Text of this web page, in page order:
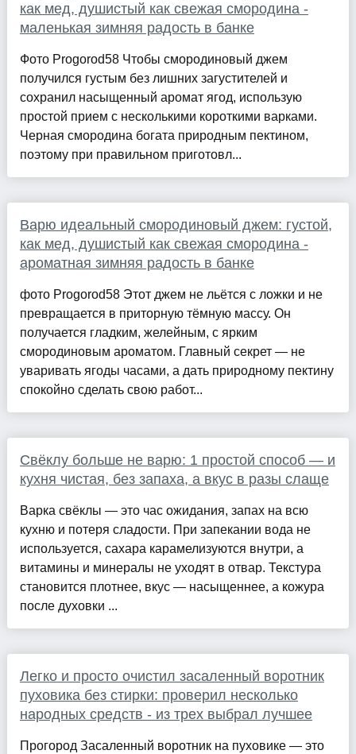
как мед, душистый как свежая смородина -
маленькая зимняя радость в банке
Фото Progorod58 Чтобы смородиновый джем
получился густым без лишних загустителей и
сохранил насыщенный аромат ягод, использую
простой прием с несколькими короткими варками.
Черная смородина богата природным пектином,
поэтому при правильном приготовл...
Варю идеальный смородиновый джем: густой,
как мед, душистый как свежая смородина -
ароматная зимняя радость в банке
фото Progorod58 Этот джем не льётся с ложки и не
превращается в приторную тёмную массу. Он
получается гладким, желейным, с ярким
смородиновым ароматом. Главный секрет — не
уваривать ягоды часами, а дать природному пектину
спокойно сделать свою работ...
Свёклу больше не варю: 1 простой способ — и
кухня чистая, без запаха, а вкус в разы слаще
Варка свёклы — это час ожидания, запах на всю
кухню и потеря сладости. При запекании вода не
используется, сахара карамелизуются внутри, а
витамины и минералы не уходят в отвар. Текстура
становится плотнее, вкус — насыщеннее, а кожура
после духовки ...
Легко и просто очистил засаленный воротник
пуховика без стирки: проверил несколько
народных средств - из трех выбрал лучшее
Прогород Засаленный воротник на пуховике — это